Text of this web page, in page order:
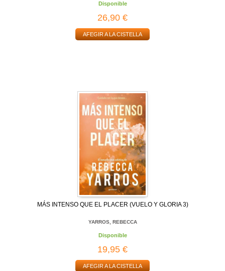
Disponible
26,90 €
AFEGIR A LA CISTELLA
MÁS INTENSO QUE EL PLACER (VUELO Y GLORIA 3)
YARROS, REBECCA
Disponible
19,95 €
AFEGIR A LA CISTELLA